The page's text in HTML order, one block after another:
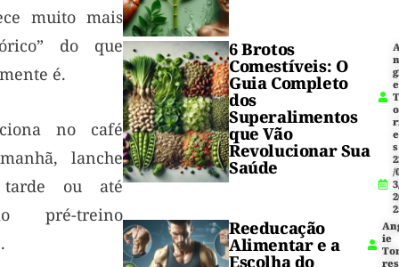
muito mais
do que
é.
no café
lanche
ou até
pré-treino
6 Brotos
Comestíveis: O
Guia Completo
dos
Superalimentos
que Vão
Revolucionar Sua
Saúde
n
e
T
o
e
s
/
Reeducação
Alimentar e a
Escolha do
ie
res